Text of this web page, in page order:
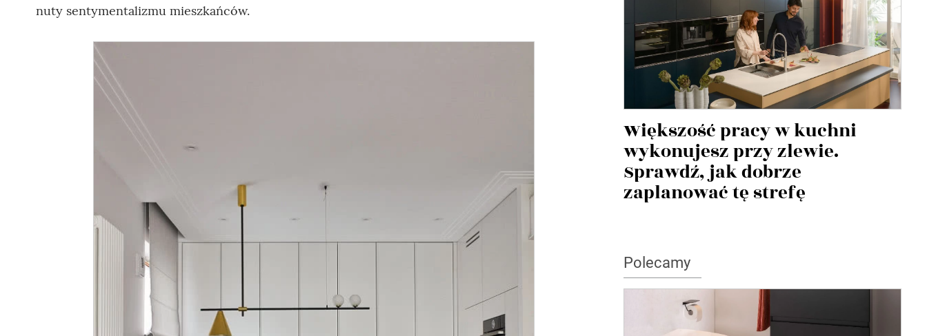
nuty sentymentalizmu mieszkańców.
Większość pracy w kuchni
wykonujesz przy zlewie.
Sprawdź, jak dobrze
zaplanować tę strefę
Polecamy